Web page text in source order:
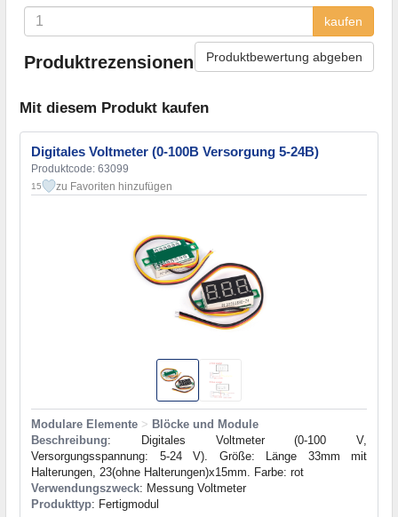
kaufen
Produktrezensionen Produktbewertung abgeben
Mit diesem Produkt kaufen
Digitales Voltmeter (0-100В Versorgung 5-24В)
Produktcode: 63099
15 zu Favoriten hinzufügen
Modulare Elemente > Blöcke und Module
Beschreibung: Digitales Voltmeter (0-100 V,
Versorgungsspannung: 5-24 V). Größe: Länge 33mm mit
Halterungen, 23(ohne Halterungen)x15mm. Farbe: rot
Verwendungszweck: Messung Voltmeter
Produkttyp: Fertigmodul